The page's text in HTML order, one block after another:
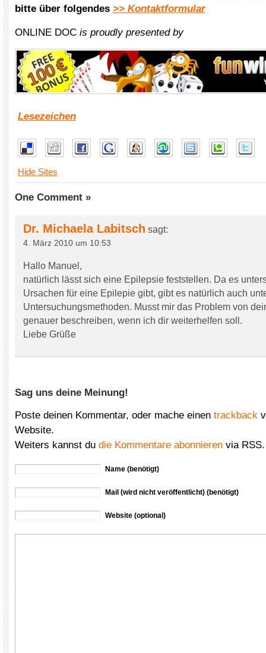
bitte über folgendes >> Kontaktformular
ONLINE DOC is proudly presented by
Lesezeichen
Hide Sites
One Comment »
Dr. Michaela Labitsch sagt:
4. März 2010 um 10:53
Hallo Manuel,
natürlich lässt sich eine Epilepsie feststellen. Da es
Ursachen für eine Epilepie gibt, gibt es natürlich auch
Untersuchungsmethoden. Musst mir das Problem von
genauer beschreiben, wenn ich dir weiterhelfen soll.
Liebe Grüße
Sag uns deine Meinung!
Poste deinen Kommentar, oder mache einen trackback
Website.
Weiters kannst du die Kommentare abonnieren via RSS.
Name (benötigt)
Mail (wird nicht veröffentlicht) (benötigt)
Website (optional)